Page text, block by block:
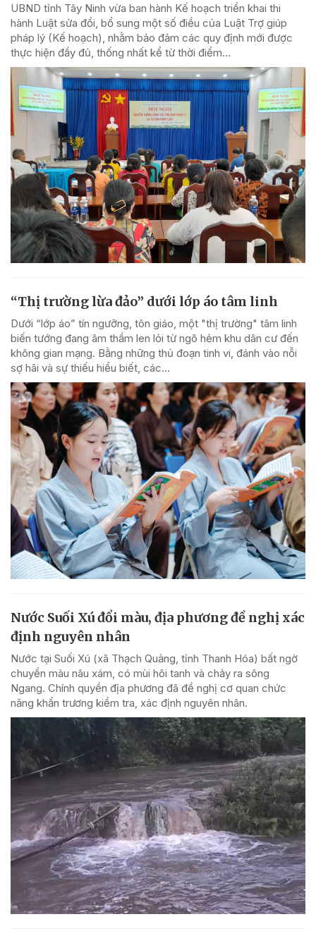
UBND tỉnh Tây Ninh vừa ban hành Kế hoạch triển khai thi
hành Luật sửa đổi, bổ sung một số điều của Luật Trợ giúp
pháp lý (Kế hoạch), nhằm bảo đảm các quy định mới được
thực hiện đầy đủ, thống nhất kể từ thời điểm...
“Thị trường lừa đảo” dưới lớp áo tâm linh
Dưới “lớp áo” tín ngưỡng, tôn giáo, một "thị trường" tâm linh
biến tướng đang âm thầm len lỏi từ ngõ hẻm khu dân cư đến
không gian mạng. Bằng những thủ đoạn tinh vi, đánh vào nỗi
sợ hãi và sự thiếu hiểu biết, các...
Nước Suối Xú đổi màu, địa phương đề nghị xác
định nguyên nhân
Nước tại Suối Xú (xã Thạch Quảng, tỉnh Thanh Hóa) bất ngờ
chuyển màu nâu xám, có mùi hôi tanh và chảy ra sông
Ngang. Chính quyền địa phương đã đề nghị cơ quan chức
năng khẩn trương kiểm tra, xác định nguyên nhân.